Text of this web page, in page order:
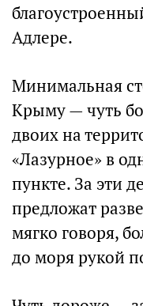
Адлере.
Минимальная
Крыму — чуть
двоих на
«Лазурное» в
пункте. За эти
предложат
мягко говоря,
до моря рукой